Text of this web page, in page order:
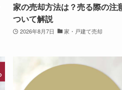
家の売却方法は？売る際の注
ついて解説
2026年8月7日 家・戸建て売却